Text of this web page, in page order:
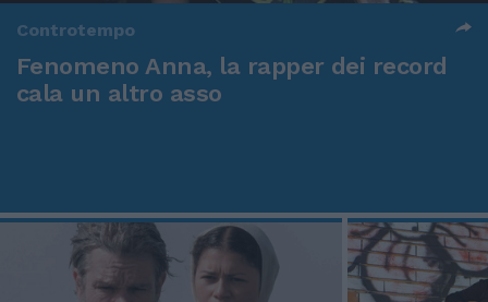
Controtempo
Fenomeno Anna, la rapper dei record
cala un altro asso